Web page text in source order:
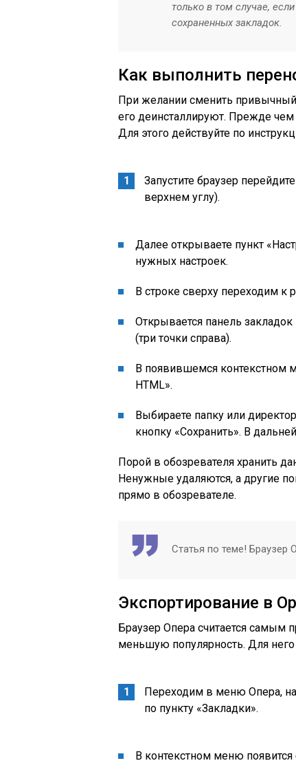
только в том случае,
сохраненных закладок.
Как выполнить
При желании сменить
его деинсталлируют. Прежде чем
Для этого действуйте по
Запустите браузер
верхнем углу).
Далее открываете пункт
нужных настроек.
В строке сверху переходим к
Открывается панель
(три точки справа).
В появившемся контекстном
HTML».
Выбираете папку или
кнопку «Сохранить». В
Порой в обозревателя хранить
Ненужные удаляются, а другие
прямо в обозревателе.
Статья по теме! Браузер
Экспортирование в
Браузер Опера считается самым
меньшую популярность. Для
Переходим в меню Опера,
по пункту «Закладки».
В контекстном меню